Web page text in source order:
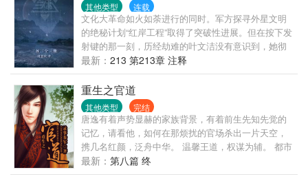
其他类型 连载
文化大革命如火如荼进行的同时。军方探寻外星文明
的绝秘计划“红岸工程”取得了突破性进展。但在按下发
射键的那一刻，历经劫难的叶文洁没有意识到，她彻
底改变了人类的命运。地球文明向宇宙发出的第一声
啼鸣，以太阳为中心，以光速向宇宙深处飞驰…… 四
光年外，“三体文明”正苦苦挣扎——三颗无规则运行的
太阳主导下的百余次毁灭与重生逼迫他们逃离母星。
而恰在此时。他们接收到了地球发来的信息。在运用
超技术锁死地球人的基础科学之后。三体人庞大的宇
宙舰队开始向地球进发…… 人类的末日悄然来临。
最新： 213 第213章 注释
重生之官道
其他类型 完结
唐逸有着声势显赫的家族背景，有着前生先知先觉的
记忆，请看他，如何在那烦扰的官场杀出一片天空，
携几名红颜，泛舟中华。 温馨王道，权谋为辅。 都市
为主，官场为辅。 不一样的都市官场文，轻松而不幼
稚，尽力做到雅俗共赏。
最新： 第八篇 终